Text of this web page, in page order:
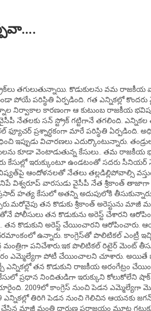
తగులుతున్నాయి. కొడుకులను వమ రాజకీయ
పోయే పరిస్థితి ఏర్పడింది. గత ఎన్నికల్లో
నిర్వాకాల కారణంగా ఆ కుటుంబ రాజకీయ
నేతలకు సన్‌ స్ట్రోక్‌ గట్టిగానే తగలింది. ఎన్నికల
ప్రశ్నార్ధకంగా మారే పరిస్థితి ఏర్పడింది.
విచారణలు ఎదుర్కొంటున్నారు.
కూడా వెంటాడుతున్న కేసులు.. తమ రాజకీయ
కేసుల్లో ఇరుక్కుంటూ ఉండటంతో సదరు
ఆందోళనలతో నేతలు తల్లడిల్లిపోవాల్సి
విశ్వరూప్ వారసుడు వైసీపీ నేత శ్రీకాంత్ తాజాగా
హత్య కేసులో అతన్ని అదుపులోకి
తన కొడుకు శ్రీకాంత్ అరెస్టును మాజీ
పోలీసులు తన కొడుకును అరెస్ట్ చేశారని
తన కొడుకుని అరెస్ట్ చేయించారని
ఉన్నారు. కాంగ్రెస్‌తో పొలిటికల్ ఎంట్రీ
మంత్రిగా పనిచేశారు.ఇక పొలిటికల్ రిటైర్ మెంట్
ఎమ్మెల్యేగా పోటీ చేయించాలని చూశారు. అయితే
తన కొడుకుని రాజకీయ అరంగేట్రం
ప్రధాన నిందితుడిగా ఇరుక్కుని కోలుకోలేని
2009లో కాంగ్రెస్ నుంచి పెడన
తిరిగి పెడన నుంచి గెలిచిన ఆయనకు జగన్
చేసిన మాజీ మంత్రి దారుణ పరాజయం మూట